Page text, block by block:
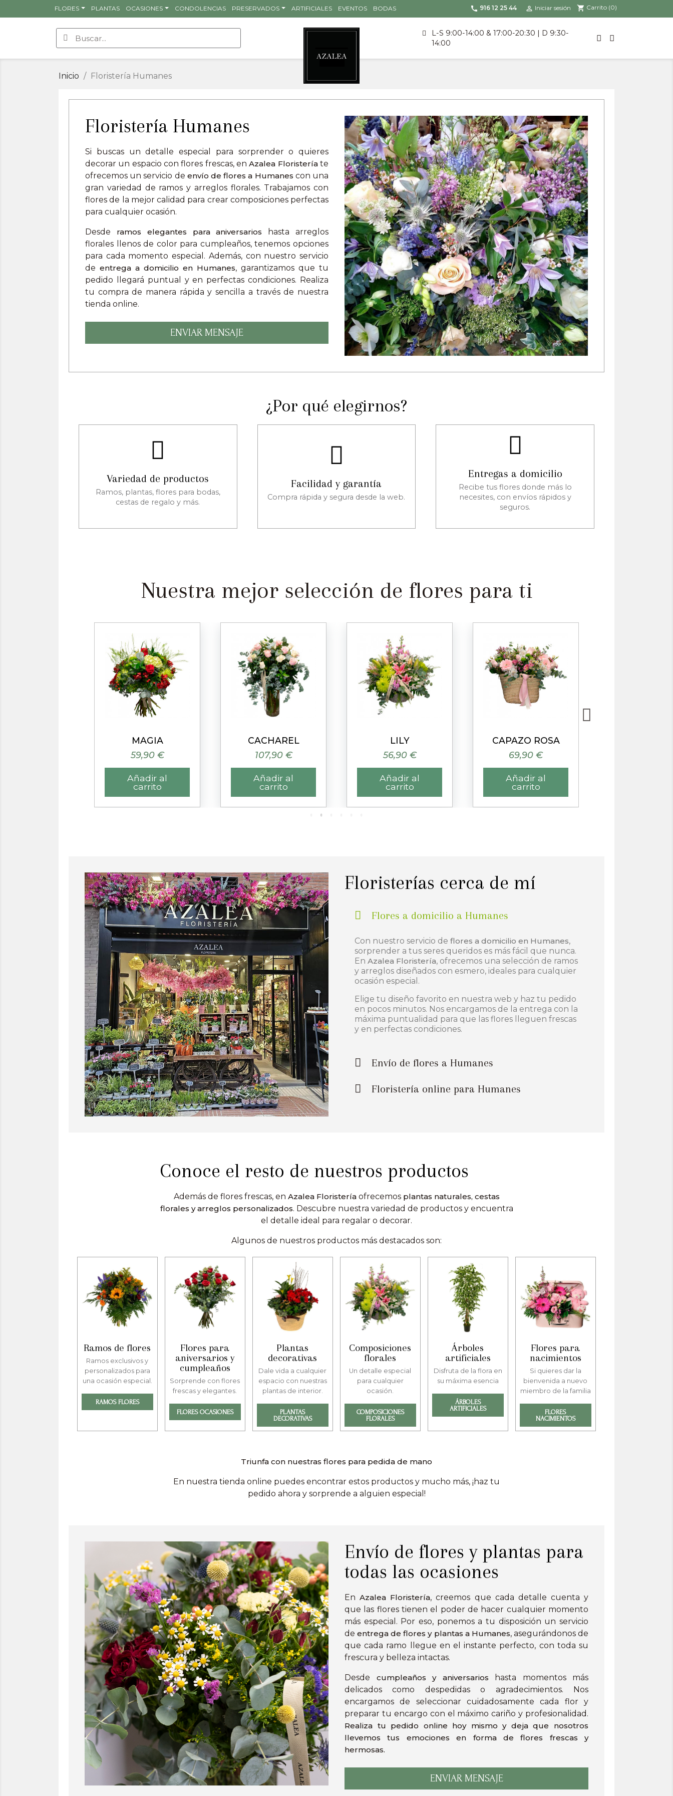
FLORES PLANTAS OCASIONES CONDOLENCIAS PRESERVADOS ARTIFICIALES EVENTOS BODAS call 916 12 25 44  Iniciar sesión shopping_cart Carrito (0)
L-S 9:00-14:00 & 17:00-20:30 | D 9:30-
14:00
Inicio Floristería Humanes
Floristería Humanes
Si buscas un detalle especial para sorprender o quieres
decorar un espacio con flores frescas, enAzalea Floristeríate
ofrecemos un servicio de envío de flores a Humanescon una
gran variedad de ramos y arreglos florales. Trabajamos con
flores de la mejor calidad para crear composiciones perfectas
para cualquier ocasión.
Desde ramos elegantes para aniversarios hasta arreglos
florales llenos de color para cumpleaños, tenemos opciones
para cada momento especial. Además, con nuestro servicio
de entrega a domicilio en Humanes, garantizamos que tu
pedido llegará puntual y en perfectas condiciones. Realiza
tu compra de manera rápida y sencilla a través de nuestra
tienda online.
ENVIAR MENSAJE
¿Por qué elegirnos?
Variedad de productos
Ramos, plantas, flores para bodas,
cestas de regalo y más.
Facilidad y garantía
Compra rápida y segura desde la web.
Entregas a domicilio
Recibe tus flores donde más lo
necesites, con envíos rápidos y
seguros.
Nuestra mejor selección de flores para ti
MAGIA
59,90 €
Añadir al
carrito
CACHAREL
107,90 €
Añadir al
carrito
LILY
56,90 €
Añadir al
carrito
CAPAZO ROSA
69,90 €
Añadir al
carrito
Floristerías cerca de mí
Flores a domicilio a Humanes
Con nuestro servicio de flores a domicilio en Humanes,
sorprender a tus seres queridos es más fácil que nunca.
En Azalea Floristería, ofrecemos una selección de ramos
y arreglos diseñados con esmero, ideales para cualquier
ocasión especial.
Elige tu diseño favorito en nuestra web y haz tu pedido
en pocos minutos. Nos encargamos de la entrega con la
máxima puntualidad para que las flores lleguen frescas
y en perfectas condiciones.
Envío de flores a Humanes
Floristería online para Humanes
Conoce el resto de nuestros productos
Además de flores frescas, en Azalea Floristeríaofrecemos plantas naturales, cestas
florales y arreglos personalizados. Descubre nuestra variedad de productos y encuentra
el detalle ideal para regalar o decorar.
Algunos de nuestros productos más destacados son:
Ramos de flores
Ramos exclusivos y
personalizados para
una ocasión especial.
RAMOS FLORES
Flores para
aniversarios y
cumpleaños
Sorprende con flores
frescas y elegantes.
FLORES OCASIONES
Plantas
decorativas
Dale vida a cualquier
espacio con nuestras
plantas de interior.
PLANTAS
DECORATIVAS
Composiciones
florales
Un detalle especial
para cualquier
ocasión.
COMPOSICIONES
FLORALES
Árboles
artificiales
Disfruta de la flora en
su máxima esencia
ÁRBOLES
ARTIFICIALES
Flores para
nacimientos
Si quieres dar la
bienvenida a nuevo
miembro de la familia
FLORES
NACIMIENTOS
Triunfa con nuestras flores para pedida de mano
En nuestra tienda online puedes encontrar estos productos y mucho más, ¡haz tu
pedido ahora y sorprende a alguien especial!
Envío de flores y plantas para
todas las ocasiones
EnAzalea Floristería, creemos que cada detalle cuenta y
que las flores tienen el poder de hacer cualquier momento
más especial. Por eso, ponemos a tu disposición un servicio
deentrega de flores y plantas a Humanes, asegurándonos de
que cada ramo llegue en el instante perfecto, con toda su
frescura y belleza intactas.
Desde cumpleaños y aniversarios hasta momentos más
delicados como despedidas o agradecimientos. Nos
encargamos de seleccionar cuidadosamente cada flor y
preparar tu encargo con el máximo cariño y profesionalidad.
Realiza tu pedido online hoy mismo y deja que nosotros
llevemos tus emociones en forma de flores frescas y
hermosas.
ENVIAR MENSAJE